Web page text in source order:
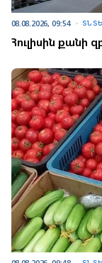
08.08.2026, 09:54
Հուլիսին քանի